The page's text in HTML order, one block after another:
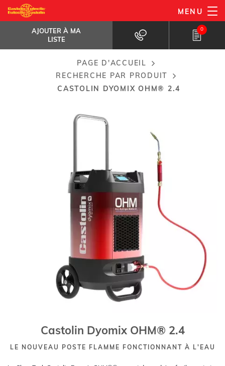
Aller
au
principal
MENU
AJOUTER À MA
LISTE
0
Castolin Dyomix OHM® 2.4
AJOUTER À MA LISTE
Breadcrumb
PAGE D'ACCUEIL
RECHERCHE PAR PRODUIT
CASTOLIN DYOMIX OHM® 2.4
Castolin Dyomix OHM® 2.4
LE NOUVEAU POSTE FLAMME FONCTIONNANT À L'EAU